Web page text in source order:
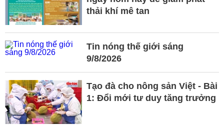
thải khí mê tan
Tin nóng thế giới sáng
9/8/2026
Tạo đà cho nông sản Việt - Bài
1: Đổi mới tư duy tăng trưởng